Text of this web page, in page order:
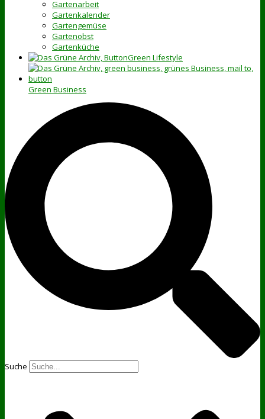
Gartenarbeit
Gartenkalender
Gartengemüse
Gartenobst
Gartenküche
Green Lifestyle
Green Business
Suche